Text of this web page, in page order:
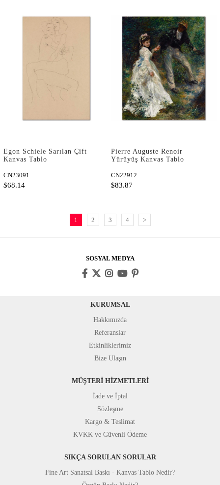
Egon Schiele Sarılan Çift
Kanvas Tablo
CN23091
$68.14
Pierre Auguste Renoir
Yürüyüş Kanvas Tablo
CN22912
$83.87
1 2 3 4 >
SOSYAL MEDYA
KURUMSAL
Hakkımızda
Referanslar
Etkinliklerimiz
Bize Ulaşın
MÜŞTERİ HİZMETLERİ
İade ve İptal
Sözleşme
Kargo & Teslimat
KVKK ve Güvenli Ödeme
SIKÇA SORULAN SORULAR
Fine Art Sanatsal Baskı - Kanvas Tablo Nedir?